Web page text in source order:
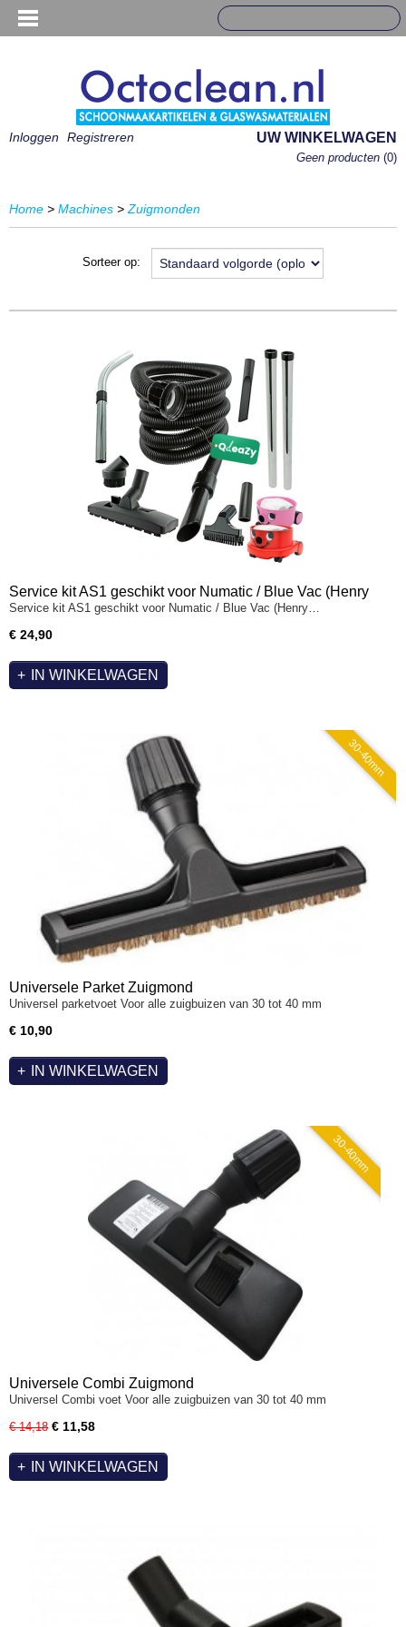
Inloggen Registreren UW WINKELWAGEN
Geen producten (0)
Home > Machines > Zuigmonden
Sorteer op:
Service kit AS1 geschikt voor Numatic / Blue Vac (Henry
& Hetty)
Service kit AS1 geschikt voor Numatic / Blue Vac (Henry…
€ 24,90
IN WINKELWAGEN
30-40mm
Universele Parket Zuigmond
Universel parketvoet Voor alle zuigbuizen van 30 tot 40 mm
€ 10,90
IN WINKELWAGEN
30-40mm
Universele Combi Zuigmond
Universel Combi voet Voor alle zuigbuizen van 30 tot 40 mm
€ 14,18 € 11,58
IN WINKELWAGEN